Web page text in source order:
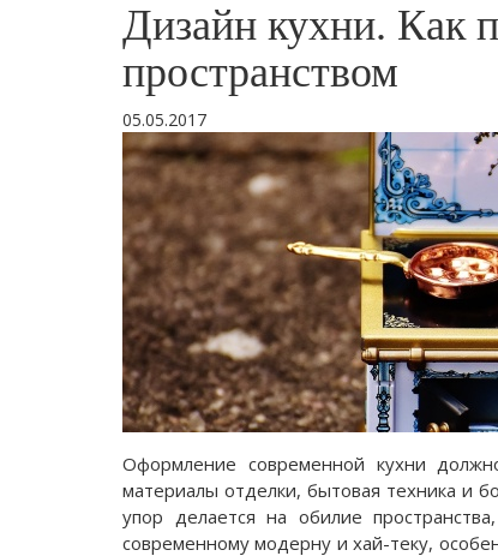
Дизайн кухни. Как
пространством
05.05.2017
Оформление современной кухни
материалы отделки, бытовая техника и
упор делается на обилие
современному модерну и хай-теку,